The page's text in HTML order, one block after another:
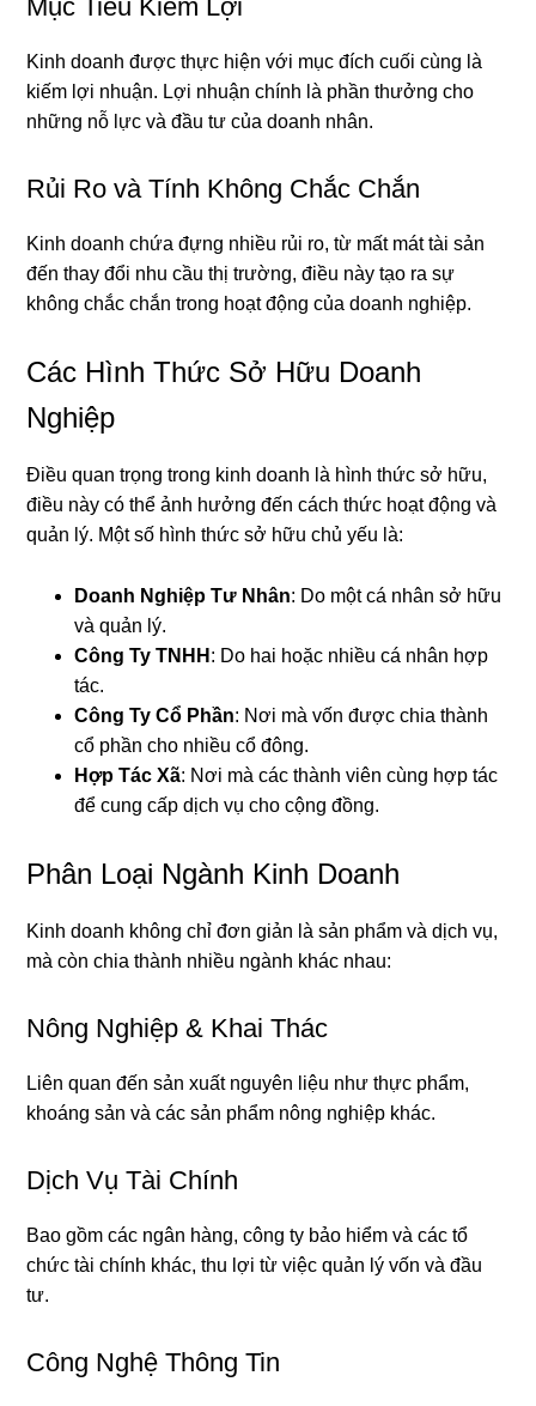
Mục Tiêu Kiếm Lợi
Kinh doanh được thực hiện với mục đích cuối cùng là
kiếm lợi nhuận. Lợi nhuận chính là phần thưởng cho
những nỗ lực và đầu tư của doanh nhân.
Rủi Ro và Tính Không Chắc Chắn
Kinh doanh chứa đựng nhiều rủi ro, từ mất mát tài sản
đến thay đổi nhu cầu thị trường, điều này tạo ra sự
không chắc chắn trong hoạt động của doanh nghiệp.
Các Hình Thức Sở Hữu Doanh
Nghiệp
Điều quan trọng trong kinh doanh là hình thức sở hữu,
điều này có thể ảnh hưởng đến cách thức hoạt động và
quản lý. Một số hình thức sở hữu chủ yếu là:
Doanh Nghiệp Tư Nhân: Do một cá nhân sở hữu
và quản lý.
Công Ty TNHH : Do hai hoặc nhiều cá nhân hợp
tác.
Công Ty Cổ Phần: Nơi mà vốn được chia thành
cổ phần cho nhiều cổ đông.
Hợp Tác Xã: Nơi mà các thành viên cùng hợp tác
để cung cấp dịch vụ cho cộng đồng.
Phân Loại Ngành Kinh Doanh
Kinh doanh không chỉ đơn giản là sản phẩm và dịch vụ,
mà còn chia thành nhiều ngành khác nhau:
Nông Nghiệp & Khai Thác
Liên quan đến sản xuất nguyên liệu như thực phẩm,
khoáng sản và các sản phẩm nông nghiệp khác.
Dịch Vụ Tài Chính
Bao gồm các ngân hàng, công ty bảo hiểm và các tổ
chức tài chính khác, thu lợi từ việc quản lý vốn và đầu
tư.
Công Nghệ Thông Tin